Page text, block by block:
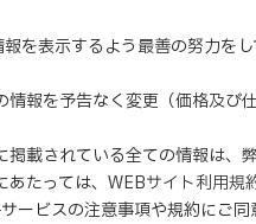
を表示するよう最善の努力を
報を予告なく変更（価格及び
載されている全ての情報は、
あたっては、 WEBサイト利用規
ービスの注意事項や規約にご同